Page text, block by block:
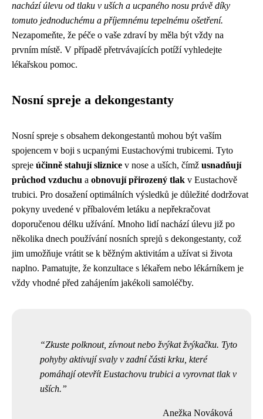
nachází úlevu od tlaku v uších a ucpaného nosu právě díky
tomuto jednoduchému a příjemnému tepelnému ošetření.
Nezapomeňte, že péče o vaše zdraví by měla být vždy na
prvním místě. V případě přetrvávajících potíží vyhledejte
lékařskou pomoc.
Nosní spreje a dekongestanty
Nosní spreje s obsahem dekongestantů mohou být vaším
spojencem v boji s ucpanými Eustachovými trubicemi. Tyto
spreje účinně stahují sliznice v nose a uších, čímž usnadňují
průchod vzduchu a obnovují přirozený tlak v Eustachově
trubici. Pro dosažení optimálních výsledků je důležité dodržovat
pokyny uvedené v příbalovém letáku a nepřekračovat
doporučenou délku užívání. Mnoho lidí nachází úlevu již po
několika dnech používání nosních sprejů s dekongestanty, což
jim umožňuje vrátit se k běžným aktivitám a užívat si života
naplno. Pamatujte, že konzultace s lékařem nebo lékárníkem je
vždy vhodné před zahájením jakékoli samoléčby.
Zkuste polknout, zívnout nebo žvýkat žvýkačku. Tyto
pohyby aktivují svaly v zadní části krku, které
pomáhají otevřít Eustachovu trubici a vyrovnat tlak v
uších.
Anežka Nováková